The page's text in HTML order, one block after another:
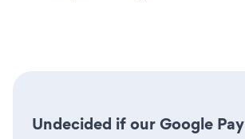
Undecided if our Google Pay